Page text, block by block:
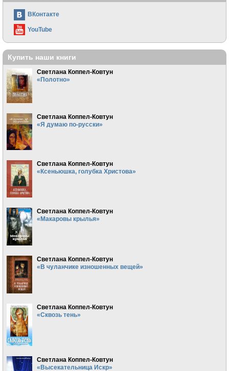
ВКонтакте
YouTube
Купить наши книги
Светлана Коппел-Ковтун
«Полотно»
Светлана Коппел-Ковтун
«Я думаю по-русски»
Светлана Коппел-Ковтун
«Ксеньюшка, голубка Христова»
Светлана Коппел-Ковтун
«Макаровы крылья»
Светлана Коппел-Ковтун
«В чуланчике изношенных вещей»
Светлана Коппел-Ковтун
«Сквозь тень»
Светлана Коппел-Ковтун
«Высекательница Искр»